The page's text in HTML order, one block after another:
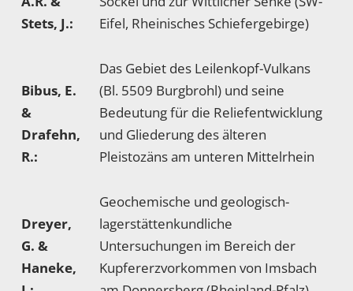
Stets, J.:
Eifel, Rheinisches Schiefergebirge)
Bibus, E.
&
Drafehn,
R.:
Das Gebiet des Leilenkopf-Vulkans
(Bl. 5509 Burgbrohl) und seine
Bedeutung für die Reliefentwicklung
und Gliederung des älteren
Pleistozäns am unteren Mittelrhein
Dreyer,
G. &
Haneke,
Geochemische und geologisch-
lagerstättenkundliche
Untersuchungen im Bereich der
Kupfererzvorkommen von Imsbach